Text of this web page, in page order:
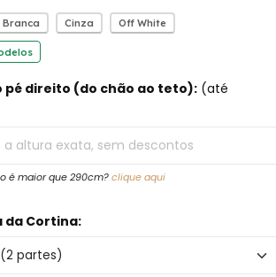
Branca Cinza Off White
pé direito (do chão ao teto): (até
é maior que 290cm?clique aqui
da Cortina: